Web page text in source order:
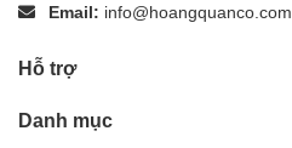
Email: info@hoangquanco.com
Hỗ trợ
Danh mục